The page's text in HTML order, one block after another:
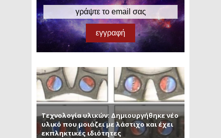
Τεχνολογία υλικών: Δημιουργήθηκε νέο
υλικό που μοιάζει με λάστιχο και έχει
εκπληκτικές ιδιότητες